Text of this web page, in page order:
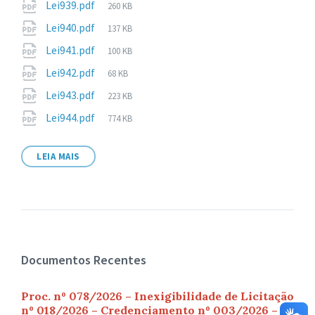
arquivo:
Lei939.pdf
Tamanho
arquivo:
260 KB
Lei940.pdf
Tamanho
arquivo:
137 KB
Lei941.pdf
Tamanho
arquivo:
100 KB
Lei942.pdf
Tamanho
arquivo:
68 KB
Lei943.pdf
Tamanho
arquivo:
223 KB
Lei944.pdf
Tamanho
774 KB
LEIA MAIS
Documentos Recentes
Proc. nº 078/2026 – Inexigibilidade de Licitação
nº 018/2026 – Credenciamento nº 003/2026 –